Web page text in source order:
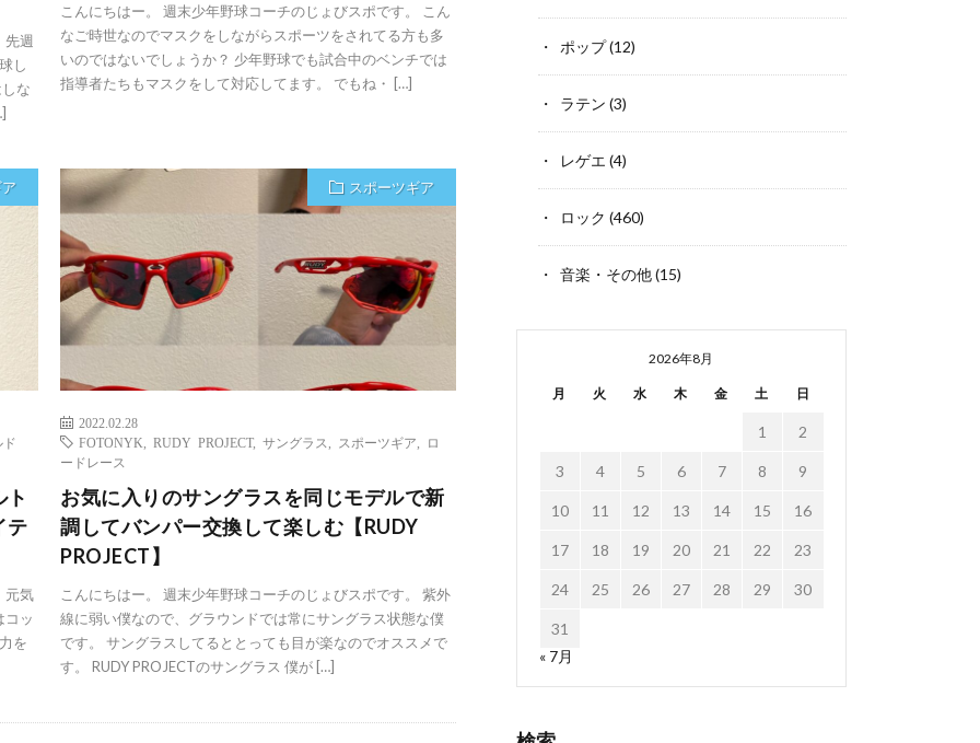
先週
し
な
こんにちはー。 週末少年野球コーチのじょびスポです。 こん
なご時世なのでマスクをしながらスポーツをされてる方も多
いのではないでしょうか？ 少年野球でも試合中のベンチでは
指導者たちもマスクをして対応してます。 でもね・ […]
ド
テ
元気
コッ
を
スポーツギア
2022.02.28
FOTONYK
,RUDY PROJECT,サングラス スポーツギア
ロ
ードレース
お気に入りのサングラスを同じモデルで新
調してバンパー交換して楽しむ【RUDY
PROJECT】
こんにちはー。 週末少年野球コーチのじょびスポです。 紫外
線に弱い僕なので、グラウンドでは常にサングラス状態な僕
です。 サングラスしてるととっても目が楽なのでオススメで
す。 RUDY PROJECTのサングラス 僕が […]
ポップ(12)
ラテン (3)
レゲエ (4)
ロック (460)
音楽・その他(15)
2026年8月
月 火 水 木 金 土 日
1 2
3 4 5 6 7 8 9
10 11 12 13 14 15 16
17 18 19 20 21 22 23
24 25 26 27 28 29 30
31
« 7月